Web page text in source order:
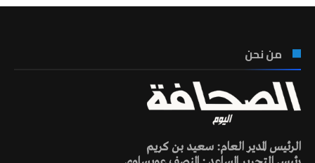
من نحن
الرئيس المدير العام: سعيد بن كريم